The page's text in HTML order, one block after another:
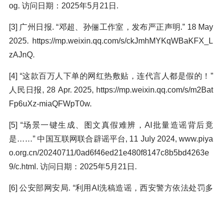
og. 访问日期：2025年5月21日.
[3] 广州日报. “邓超、孙俪工作室，发布严正声明.” 18 May
2025. https://mp.weixin.qq.com/s/ckJmhMYKqWBaKFX_L
zAJnQ.
[4] “这款百万人下单的网红热敷贴，连代言人都是假的！”
人民日报, 28 Apr. 2025, https://mp.weixin.qq.com/s/m2Bat
Fp6uXz-miaQFWpT0w.
[5] “场景一键生成、图文真假难辨，AI批量造谣背后竟
是……” 中国互联网联合辟谣平台, 11 July 2024, www.piya
o.org.cn/20240711/0ad6f46ed21e480f8147c8b5bd4263e
9/c.html. 访问日期：2025年5月21日.
[6] 公安部网安局. “利用AI洗稿造谣，西安警方依法处罚多